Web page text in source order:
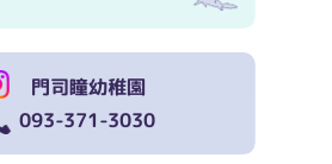
門司瞳幼稚園
093-371-3030